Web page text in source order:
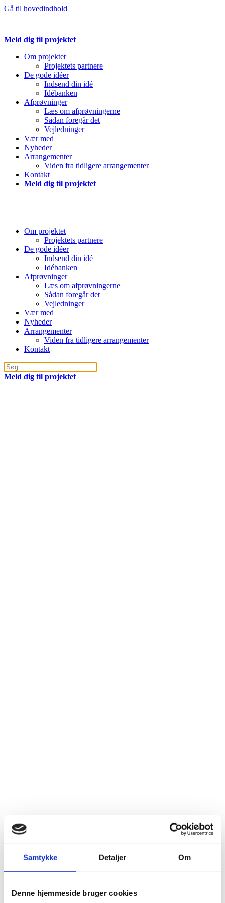
Samtykke Detaljer Om
Denne hjemmeside bruger cookies
Gå til hovedindhold
Meld dig til projektet
Om projektet
Projektets partnere
De gode idéer
Indsend din idé
Idébanken
Afprøvninger
Læs om afprøvningerne
Sådan foregår det
Vejledninger
Vær med
Nyheder
Arrangementer
Viden fra tidligere arrangementer
Kontakt
Meld dig til projektet
Om projektet
Projektets partnere
De gode idéer
Indsend din idé
Idébanken
Afprøvninger
Læs om afprøvningerne
Sådan foregår det
Vejledninger
Vær med
Nyheder
Arrangementer
Viden fra tidligere arrangementer
Kontakt
Meld dig til projektet